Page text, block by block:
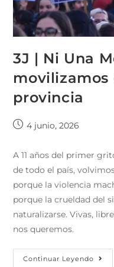
3J | Ni Una
movilizamos
provincia
4 junio, 2026
A 11 años del primer
de todo el país,
porque la violencia
porque la crueldad del
naturalizarse. Vivas,
nos queremos.
Continuar Leyendo